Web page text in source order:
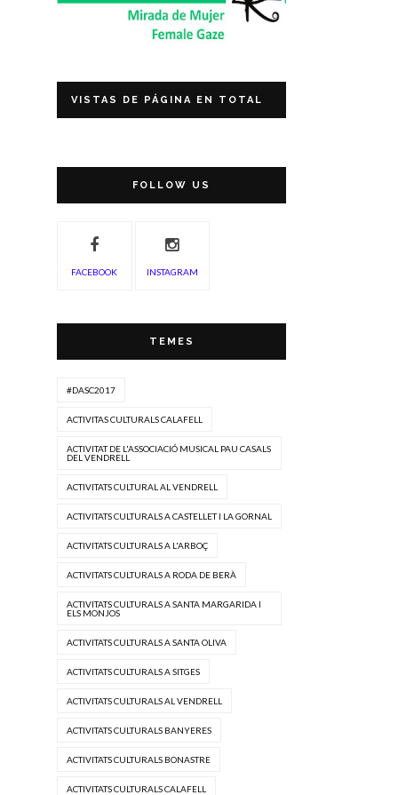
VISTAS DE PÁGINA EN TOTAL
FOLLOW US
FACEBOOK INSTAGRAM
TEMES
#DASC2017
ACTIVITAS CULTURALS CALAFELL
ACTIVITAT DE L'ASSOCIACIÓ MUSICAL PAU CASALS
DEL VENDRELL
ACTIVITATS CULTURAL AL VENDRELL
ACTIVITATS CULTURALS A CASTELLET I LA GORNAL
ACTIVITATS CULTURALS A L'ARBOÇ
ACTIVITATS CULTURALS A RODA DE BERÀ
ACTIVITATS CULTURALS A SANTA MARGARIDA I
ELS MONJOS
ACTIVITATS CULTURALS A SANTA OLIVA
ACTIVITATS CULTURALS A SITGES
ACTIVITATS CULTURALS AL VENDRELL
ACTIVITATS CULTURALS BANYERES
ACTIVITATS CULTURALS BONASTRE
ACTIVITATS CULTURALS CALAFELL